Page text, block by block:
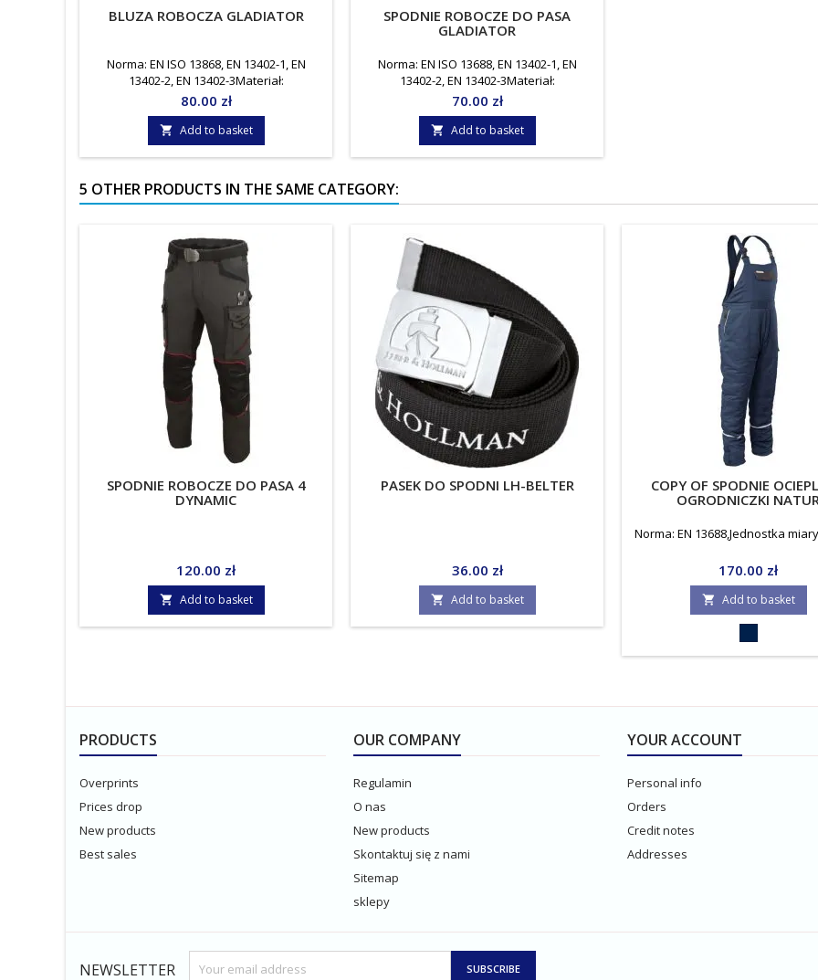
BLUZA ROBOCZA GLADIATOR
Norma: EN ISO 13868, EN 13402-1, EN
13402-2, EN 13402-3Materiał:
80%poliester/20%bawełnaGramatura: 270
g/m²Jednostka mary: Sztuka
Price
80.00 zł
 Add to basket
SPODNIE ROBOCZE DO PASA
GLADIATOR
Norma: EN ISO 13688, EN 13402-1, EN
13402-2, EN 13402-3Materiał:
80%poliester/20%bawełnaGramatura: 270
g/m²Jednostka miary: sztuka
Price
70.00 zł
 Add to basket
5 OTHER PRODUCTS IN THE SAME CATEGORY:
SPODNIE ROBOCZE DO PASA 4
DYNAMIC
Price
120.00 zł
 Add to basket
PASEK DO SPODNI LH-BELTER
Price
36.00 zł
 Add to basket
COPY OF SPODNIE
OGRODNICZKI
Norma: EN 13688,Jednostka
Price
170.00 zł
 Add to basket
PRODUCTS
Overprints
Prices drop
New products
Best sales
OUR COMPANY
Regulamin
O nas
New products
Skontaktuj się z nami
Sitemap
sklepy
YOUR ACCOUNT
Personal info
Orders
Credit notes
Addresses
NEWSLETTER